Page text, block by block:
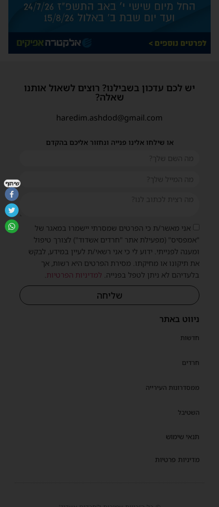
ניווט באתר
חדשות
חרדים
ממסדרונות העירייה
השטיבל
תנאי שימוש
מדיניות פרטיות
יש לכם עדכון בשבילנו? רוצים לשאול אותנו
שאלה?
haredim.ashdod@gmail.com
או שילחו אלינו פנייה ונחזור אליכם בהקדם
אני מאשר/ת כי הפרטים שמסרתי יישמרו במאגר של
"אמפסיס" (מפעילת אתר "חרדים אשדוד") לצורך טיפול
ומענה לפנייתי. ידוע לי כי אני רשאי/ת לעיין במידע, לבקש
את תיקונו או מחיקתו. מסירת הפרטים היא רשות, אך
בלעדיהם לא ניתן לטפל בפנייה. למדיניות הפרטיות
שליחה
שיתוף